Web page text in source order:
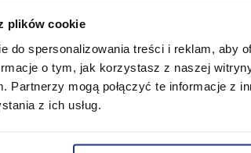
plików cookie
do spersonalizowania treści i reklam, aby
o tym, jak korzystasz z naszej
Partnerzy mogą połączyć te informacje z
z ich usług.